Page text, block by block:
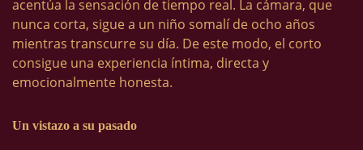
acentúa la sensación de tiempo real. La cámara, que
nunca corta, sigue a un niño somalí de ocho años
mientras transcurre su día. De este modo, el corto
consigue una experiencia íntima, directa y
emocionalmente honesta.
Un vistazo a su pasado